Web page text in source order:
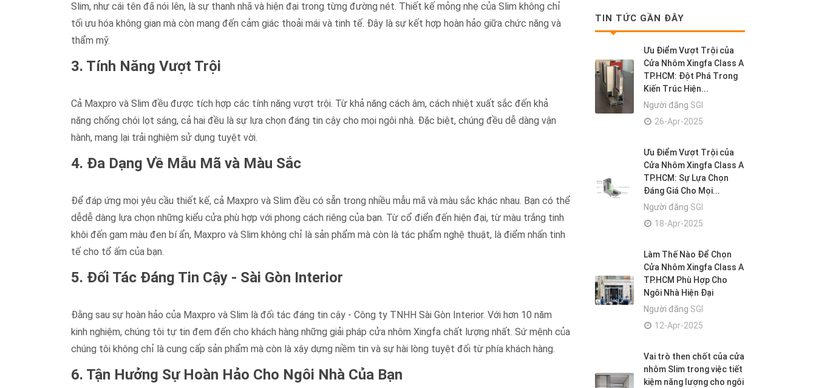
Slim, như cái tên đã nói lên, là sự thanh nhã và hiện đại trong từng đường nét. Thiết kế mỏng nhẹ của Slim không chỉ
tối ưu hóa không gian mà còn mang đến cảm giác thoải mái và tinh tế. Đây là sự kết hợp hoàn hảo giữa chức năng và
thẩm mỹ.
3. Tính Năng Vượt Trội
Cả Maxpro và Slim đều được tích hợp các tính năng vượt trội. Từ khả năng cách âm, cách nhiệt xuất sắc đến khả
năng chống chói lọt sáng, cả hai đều là sự lựa chọn đáng tin cậy cho mọi ngôi nhà. Đặc biệt, chúng đều dễ dàng vận
hành, mang lại trải nghiệm sử dụng tuyệt vời.
4. Đa Dạng Về Mẫu Mã và Màu Sắc
Để đáp ứng mọi yêu cầu thiết kế, cả Maxpro và Slim đều có sẵn trong nhiều mẫu mã và màu sắc khác nhau. Bạn có thể
dễdễ dàng lựa chọn những kiểu cửa phù hợp với phong cách riêng của bạn. Từ cổ điển đến hiện đại, từ màu trắng tinh
khôi đến gam màu đen bí ẩn, Maxpro và Slim không chỉ là sản phẩm mà còn là tác phẩm nghệ thuật, là điểm nhấn tinh
tế cho tổ ấm của bạn.
5. Đối Tác Đáng Tin Cậy - Sài Gòn Interior
Đằng sau sự hoàn hảo của Maxpro và Slim là đối tác đáng tin cậy - Công ty TNHH Sài Gòn Interior. Với hơn 10 năm
kinh nghiệm, chúng tôi tự tin đem đến cho khách hàng những giải pháp cửa nhôm Xingfa chất lượng nhất. Sứ mệnh của
chúng tôi không chỉ là cung cấp sản phẩm mà còn là xây dựng niềm tin và sự hài lòng tuyệt đối từ phía khách hàng.
6. Tận Hưởng Sự Hoàn Hảo Cho Ngôi Nhà Của Bạn
TIN TỨC GẦN ĐÂY
Ưu Điểm Vượt Trội của
Cửa Nhôm Xingfa Class A
TP.HCM: Đột Phá Trong
Kiến Trúc Hiện...
Người đăng SGI
26-Apr-2025
Ưu Điểm Vượt Trội của
Cửa Nhôm Xingfa Class A
TP.HCM: Sự Lựa Chọn
Đáng Giá Cho Mọi...
Người đăng SGI
18-Apr-2025
Làm Thế Nào Để Chọn
Cửa Nhôm Xingfa Class A
TP.HCM Phù Hợp Cho
Ngôi Nhà Hiện Đại
Người đăng SGI
12-Apr-2025
Vai trò then chốt của cửa
nhôm Slim trong việc tiết
kiệm năng lượng cho ngôi